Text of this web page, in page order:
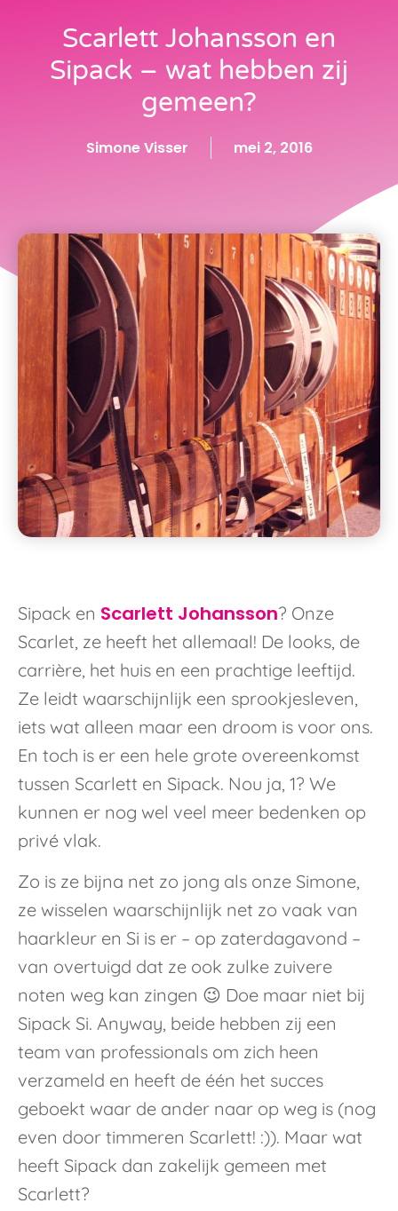
Scarlett Johansson en
Sipack – wat hebben zij
gemeen?
Simone Visser mei 2, 2016
Sipack en Scarlett Johansson? Onze
Scarlet, ze heeft het allemaal! De looks, de
carrière, het huis en een prachtige leeftijd.
Ze leidt waarschijnlijk een sprookjesleven,
iets wat alleen maar een droom is voor ons.
En toch is er een hele grote overeenkomst
tussen Scarlett en Sipack. Nou ja, 1? We
kunnen er nog wel veel meer bedenken op
privé vlak.
Zo is ze bijna net zo jong als onze Simone,
ze wisselen waarschijnlijk net zo vaak van
haarkleur en Si is er – op zaterdagavond –
van overtuigd dat ze ook zulke zuivere
noten weg kan zingen 😉 Doe maar niet bij
Sipack Si. Anyway, beide hebben zij een
team van professionals om zich heen
verzameld en heeft de één het succes
geboekt waar de ander naar op weg is (nog
even door timmeren Scarlett! :)). Maar wat
heeft Sipack dan zakelijk gemeen met
Scarlett?